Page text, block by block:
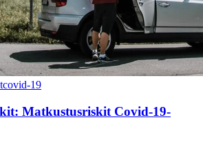
covid-19
Matkustusriskit Covid-19-